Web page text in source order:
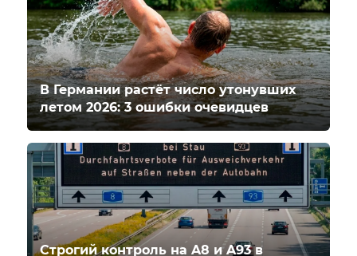
В Германии растёт число утонувших
летом 2026: 3 ошибки очевидцев
Строгий контроль на A8 и A93 в